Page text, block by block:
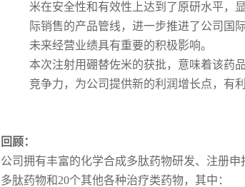
米在安全性和有效性上达到了原研水平，
际销售的产品管线，进一步推进了公司国
未来经营业绩具有重要的积极影响。
本次注射用硼替佐米的获批，意味着该药
竞争力，为公司提供新的利润增长点，有
回顾：
公司拥有丰富的化学合成多肽药物研发、注册
多肽药物和20个其他各种治疗类药物，其中：